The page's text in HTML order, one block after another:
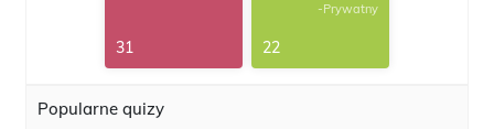
31
-Prywatny
22
Popularne quizy